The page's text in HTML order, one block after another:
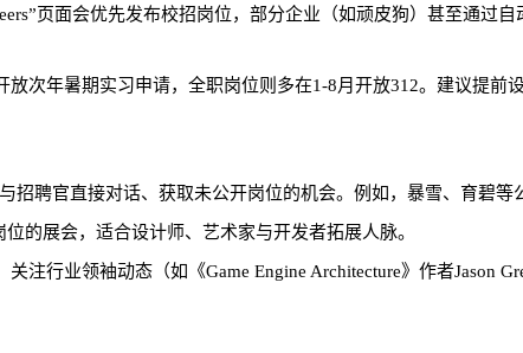
页面会优先发布校招岗位，部分企业（如顽皮狗）甚至通过
放次年暑期实习申请，全职岗位则多在1-8月开放312。建议提前
招聘官直接对话、获取未公开岗位的机会。例如，暴雪、育碧等
的展会，适合设计师、艺术家与开发者拓展人脉。
注行业领袖动态（如《Game Engine Architecture》作者Jason